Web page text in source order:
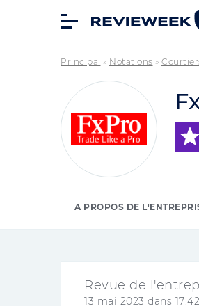
Principal » Notations »
A PROPOS DE
Revue de
13 mai 2023 dans 17:42